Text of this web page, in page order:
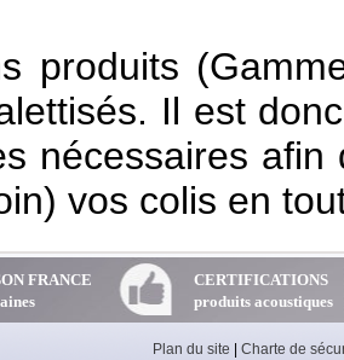
produits
Il est
nécessaires
vos colis en
FRANCE
CERTIFICATIONS
produits acoustiques
Plan du site Charte de